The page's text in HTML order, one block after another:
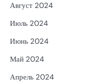
Август 2024
Июль 2024
Июнь 2024
Май 2024
Апрель 2024